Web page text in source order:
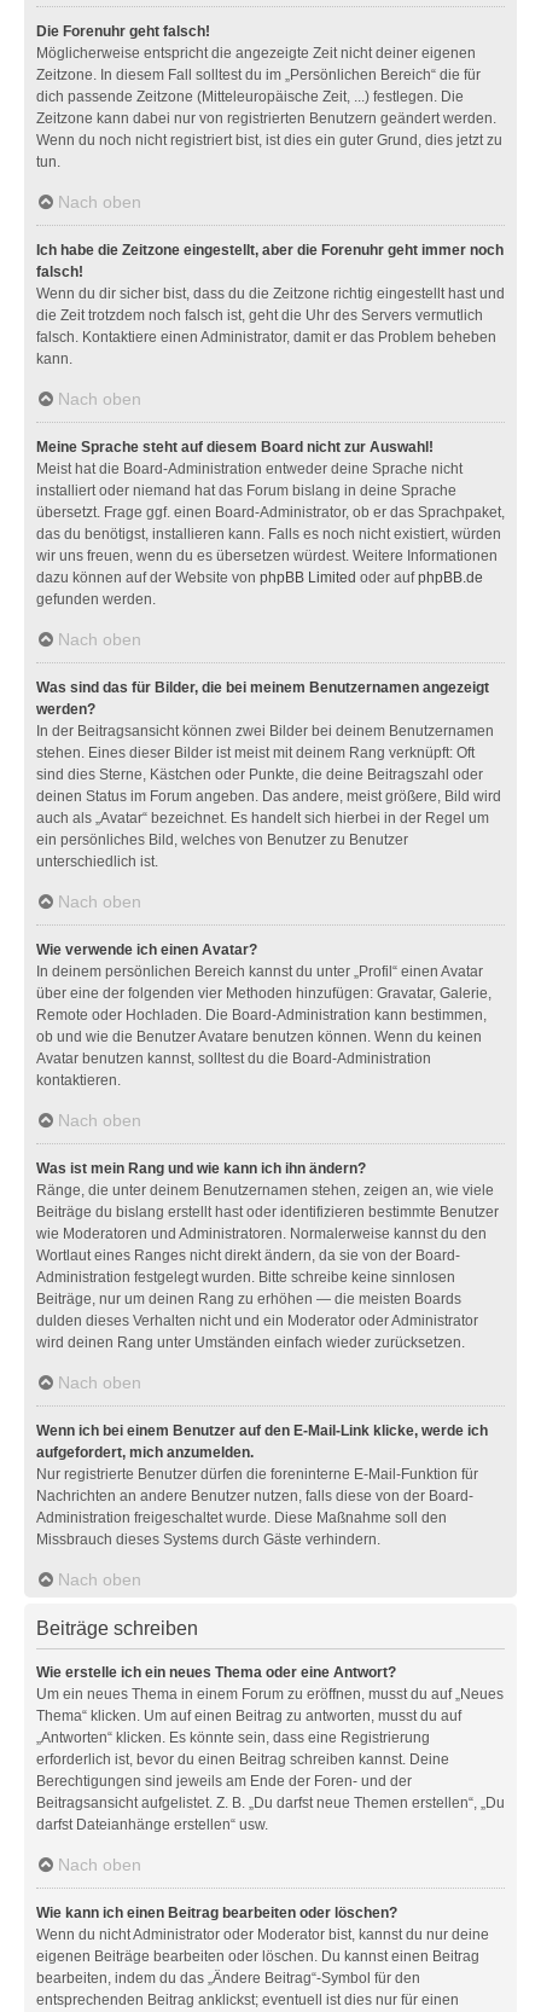
Die Forenuhr geht falsch!
Möglicherweise entspricht die angezeigte Zeit nicht deiner eigenen
Zeitzone. In diesem Fall solltest du im „Persönlichen Bereich“ die für
dich passende Zeitzone (Mitteleuropäische Zeit, ...) festlegen. Die
Zeitzone kann dabei nur von registrierten Benutzern geändert werden.
Wenn du noch nicht registriert bist, ist dies ein guter Grund, dies jetzt zu
tun.
Nach oben
Ich habe die Zeitzone eingestellt, aber die Forenuhr geht immer noch
falsch!
Wenn du dir sicher bist, dass du die Zeitzone richtig eingestellt hast und
die Zeit trotzdem noch falsch ist, geht die Uhr des Servers vermutlich
falsch. Kontaktiere einen Administrator, damit er das Problem beheben
kann.
Nach oben
Meine Sprache steht auf diesem Board nicht zur Auswahl!
Meist hat die Board-Administration entweder deine Sprache nicht
installiert oder niemand hat das Forum bislang in deine Sprache
übersetzt. Frage ggf. einen Board-Administrator, ob er das Sprachpaket,
das du benötigst, installieren kann. Falls es noch nicht existiert, würden
wir uns freuen, wenn du es übersetzen würdest. Weitere Informationen
dazu können auf der Website von phpBB Limited oder aufphpBB.de
gefunden werden.
Nach oben
Was sind das für Bilder, die bei meinem Benutzernamen angezeigt
werden?
In der Beitragsansicht können zwei Bilder bei deinem Benutzernamen
stehen. Eines dieser Bilder ist meist mit deinem Rang verknüpft: Oft
sind dies Sterne, Kästchen oder Punkte, die deine Beitragszahl oder
deinen Status im Forum angeben. Das andere, meist größere, Bild wird
auch als „Avatar“ bezeichnet. Es handelt sich hierbei in der Regel um
ein persönliches Bild, welches von Benutzer zu Benutzer
unterschiedlich ist.
Nach oben
Wie verwende ich einen Avatar?
In deinem persönlichen Bereich kannst du unter „Profil“ einen Avatar
über eine der folgenden vier Methoden hinzufügen: Gravatar, Galerie,
Remote oder Hochladen. Die Board-Administration kann bestimmen,
ob und wie die Benutzer Avatare benutzen können. Wenn du keinen
Avatar benutzen kannst, solltest du die Board-Administration
kontaktieren.
Nach oben
Was ist mein Rang und wie kann ich ihn ändern?
Ränge, die unter deinem Benutzernamen stehen, zeigen an, wie viele
Beiträge du bislang erstellt hast oder identifizieren bestimmte Benutzer
wie Moderatoren und Administratoren. Normalerweise kannst du den
Wortlaut eines Ranges nicht direkt ändern, da sie von der Board-
Administration festgelegt wurden. Bitte schreibe keine sinnlosen
Beiträge, nur um deinen Rang zu erhöhen — die meisten Boards
dulden dieses Verhalten nicht und ein Moderator oder Administrator
wird deinen Rang unter Umständen einfach wieder zurücksetzen.
Nach oben
Wenn ich bei einem Benutzer auf den E-Mail-Link klicke, werde ich
aufgefordert, mich anzumelden.
Nur registrierte Benutzer dürfen die foreninterne E-Mail-Funktion für
Nachrichten an andere Benutzer nutzen, falls diese von der Board-
Administration freigeschaltet wurde. Diese Maßnahme soll den
Missbrauch dieses Systems durch Gäste verhindern.
Nach oben
Beiträge schreiben
Wie erstelle ich ein neues Thema oder eine Antwort?
Um ein neues Thema in einem Forum zu eröffnen, musst du auf „Neues
Thema“ klicken. Um auf einen Beitrag zu antworten, musst du auf
„Antworten“ klicken. Es könnte sein, dass eine Registrierung
erforderlich ist, bevor du einen Beitrag schreiben kannst. Deine
Berechtigungen sind jeweils am Ende der Foren- und der
Beitragsansicht aufgelistet. Z. B. „Du darfst neue Themen erstellen“, „Du
darfst Dateianhänge erstellen“ usw.
Nach oben
Wie kann ich einen Beitrag bearbeiten oder löschen?
Wenn du nicht Administrator oder Moderator bist, kannst du nur deine
eigenen Beiträge bearbeiten oder löschen. Du kannst einen Beitrag
bearbeiten, indem du das „Ändere Beitrag“-Symbol für den
entsprechenden Beitrag anklickst; eventuell ist dies nur für einen